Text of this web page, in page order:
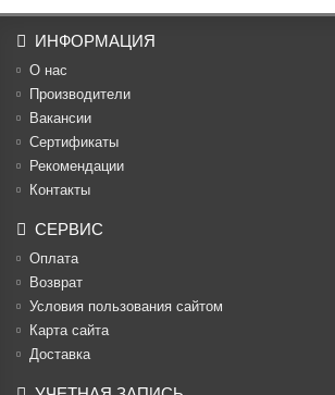
ИНФОРМАЦИЯ
О нас
Производители
Вакансии
Cертификаты
Рекомендации
Контакты
СЕРВИС
Оплата
Возврат
Условия пользования сайтом
Карта сайта
Доставка